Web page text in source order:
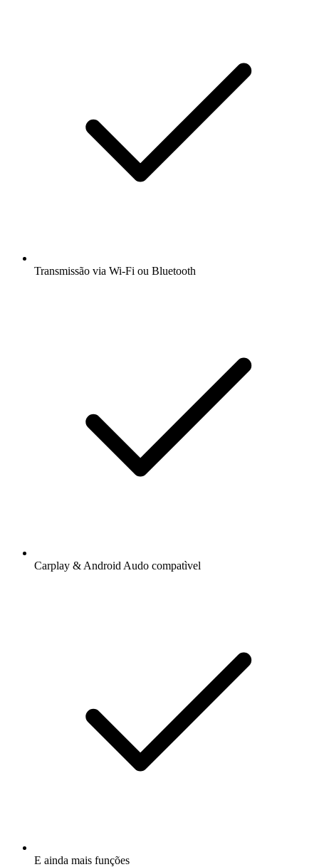
Transmissão via Wi-Fi ou Bluetooth
Carplay & Android Audo compatìvel
E ainda mais funções